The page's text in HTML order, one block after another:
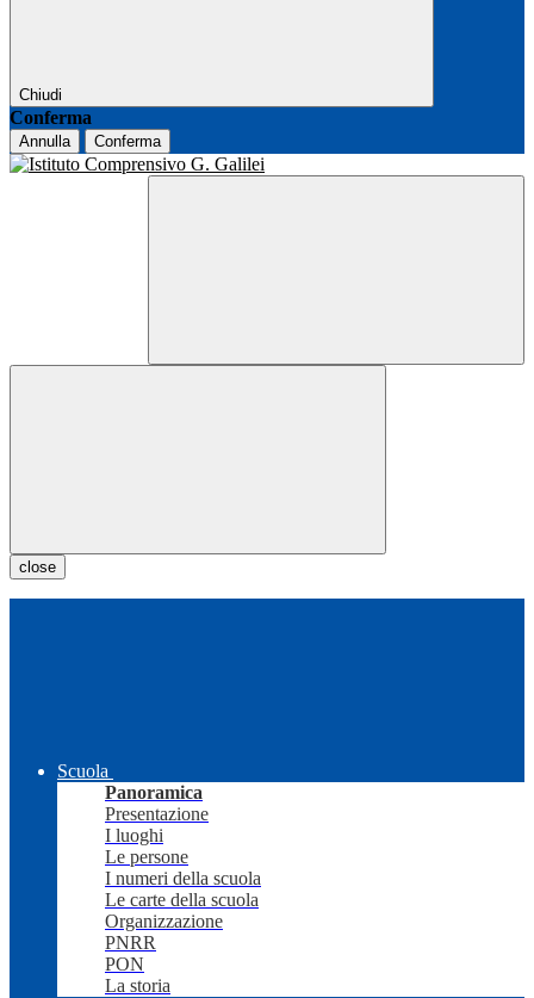
Chiudi
Conferma
Annulla Conferma
close
Scuola
Panoramica
Presentazione
I luoghi
Le persone
I numeri della scuola
Le carte della scuola
Organizzazione
PNRR
PON
La storia